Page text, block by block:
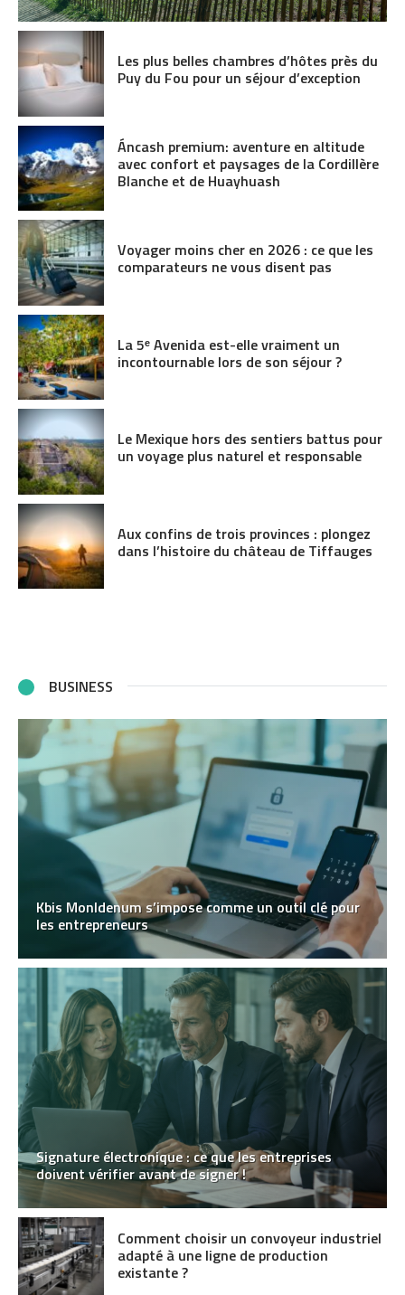
Les plus belles chambres d’hôtes près du
Puy du Fou pour un séjour d’exception
Áncash premium: aventure en altitude
avec confort et paysages de la Cordillère
Blanche et de Huayhuash
Voyager moins cher en 2026 : ce que les
comparateurs ne vous disent pas
La 5ᵉ Avenida est-elle vraiment un
incontournable lors de son séjour ?
Le Mexique hors des sentiers battus pour
un voyage plus naturel et responsable
Aux confins de trois provinces : plongez
dans l’histoire du château de Tiffauges
BUSINESS
Kbis MonIdenum s’impose comme un outil clé pour
les entrepreneurs
Signature électronique : ce que les entreprises
doivent vérifier avant de signer !
Comment choisir un convoyeur industriel
adapté à une ligne de production
existante ?